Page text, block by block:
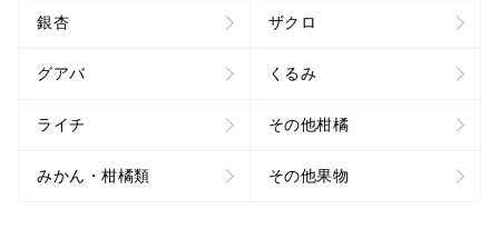
銀杏 ザクロ
グアバ くるみ
ライチ その他柑橘
みかん・柑橘類 その他果物